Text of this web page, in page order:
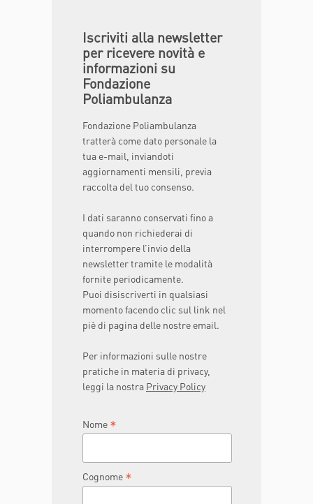
Iscriviti alla newsletter
per ricevere novità e
informazioni su
Fondazione
Poliambulanza
Fondazione Poliambulanza
tratterà come dato personale la
tua e-mail, inviandoti
aggiornamenti mensili, previa
raccolta del tuo consenso.
I dati saranno conservati fino a
quando non richiederai di
interrompere l’invio della
newsletter tramite le modalità
fornite periodicamente.
Puoi disiscriverti in qualsiasi
momento facendo clic sul link nel
piè di pagina delle nostre email.
Per informazioni sulle nostre
pratiche in materia di privacy,
leggi la nostra Privacy Policy
Nome *
Cognome *